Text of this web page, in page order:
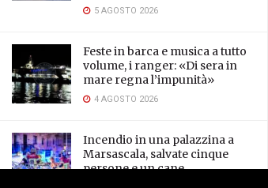
5 AGOSTO 2026
Feste in barca e musica a tutto
volume, i ranger: «Di sera in
mare regna l’impunità»
4 AGOSTO 2026
Incendio in una palazzina a
Marsascala, salvate cinque
persone e un cane